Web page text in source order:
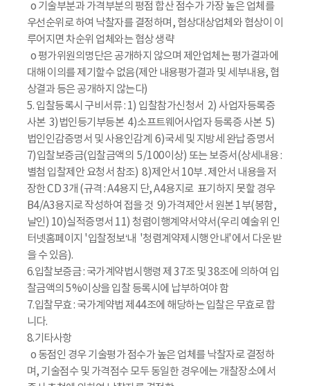
o 기술부분과 가격부분의 평점 합산 점수가 가장 높은 업체를
우선순위로 하여 낙찰자를 결정하며, 협상대상업체와 협상이 이
루어지면 차순위 업체와는 협상 생략
o 평가위원의명단은 공개하지 않으며 제안업체는 평가결과에
대해 이의를 제기할수 없음(제안 내용평가결과 및 세부내용, 협
상결과 등은 공개하지 않는다)
5. 입찰등록시 구비서류 : 1) 입찰참가신청서 2) 사업자등록증
사본 3)법인등기부등본 4)소프트웨어사업자 등록증 사본 5)
법인인감증명서 및 사용인감계 6)국세 및 지방세 완납 증명서
7)입찰보증금(입찰금액의 5/100이상) 또는 보증서(상세내용 :
별첨 입찰제안 요청서 참조) 8)제안서 10부․제안서 내용을 저
장한 CD 3개 (규격 : A4용지 단, A4용지로 표기하지 못할 경우
B4/A3용지로 작성하여 접을 것 9)가격제안서 원본 1부(봉함,
날인) 10)실적증명서 11) 청렴이행계약서약서(우리 예술위 인
터넷홈페이지 '입찰정보‘내 '청렴계약제시행 안내'에서 다운 받
을 수 있음).
6.입찰보증금 : 국가계약법시행령 제 37조 및 38조에 의하여 입
찰금액의 5%이상을 입찰 등록시에 납부하여야 함
7.입찰무효 : 국가계약법 제44조에 해당하는 입찰은 무효로 합
니다.
8.기타사항
o 동점인 경우 기술평가 점수가 높은 업체를 낙찰자로 결정하
며, 기술점수 및 가격점수 모두 동일한 경우에는 개찰장소에서